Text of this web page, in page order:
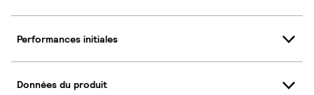
Performances initiales
Données du produit